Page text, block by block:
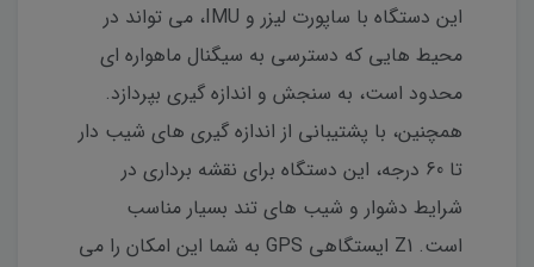
این دستگاه با ساپورت لیزر و IMU، می تواند در
محیط هایی که دسترسی به سیگنال ماهواره ای
محدود است، به سنجش و اندازه گیری بپردازد.
همچنین، با پشتیبانی از اندازه گیری های شیب دار
تا 60 درجه، این دستگاه برای نقشه برداری در
شرایط دشوار و شیب های تند بسیار مناسب
است. Z1 ایستگاهی GPS به شما این امکان را می